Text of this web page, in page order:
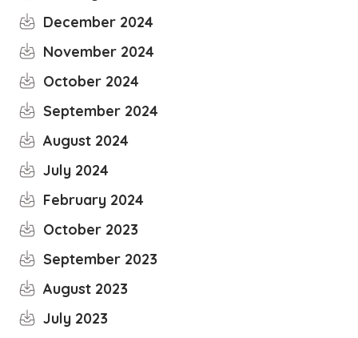
December 2024
November 2024
October 2024
September 2024
August 2024
July 2024
February 2024
October 2023
September 2023
August 2023
July 2023